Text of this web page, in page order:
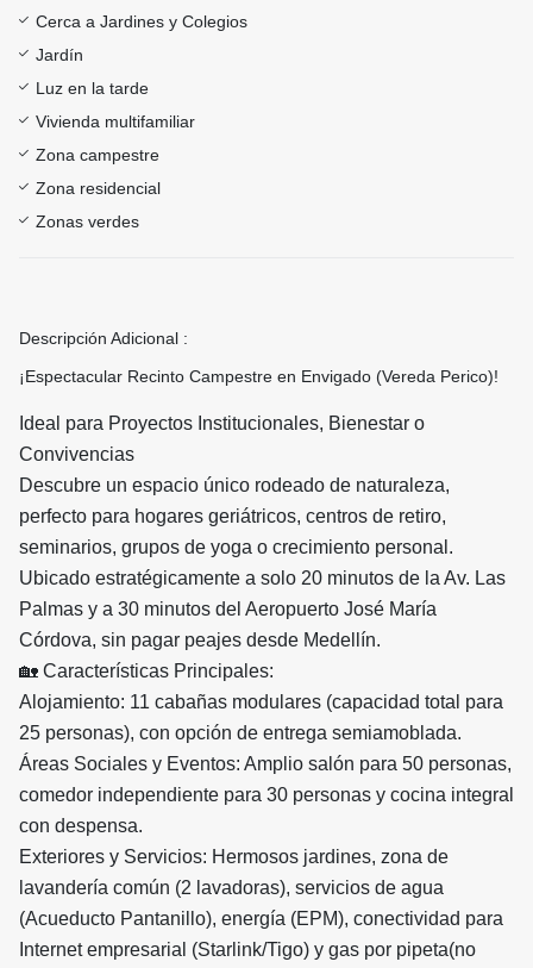
Cerca a Jardines y Colegios
Jardín
Luz en la tarde
Vivienda multifamiliar
Zona campestre
Zona residencial
Zonas verdes
Descripción Adicional :
​¡Espectacular Recinto Campestre en Envigado (Vereda Perico)!
​Ideal para Proyectos Institucionales, Bienestar o
Convivencias
​Descubre un espacio único rodeado de naturaleza,
perfecto para hogares geriátricos, centros de retiro,
seminarios, grupos de yoga o crecimiento personal.
Ubicado estratégicamente a solo 20 minutos de la Av. Las
Palmas y a 30 minutos del Aeropuerto José María
Córdova, sin pagar peajes desde Medellín.
​🏡 Características Principales:
​Alojamiento: 11 cabañas modulares (capacidad total para
25 personas), con opción de entrega semiamoblada.
​Áreas Sociales y Eventos: Amplio salón para 50 personas,
comedor independiente para 30 personas y cocina integral
con despensa.
​Exteriores y Servicios: Hermosos jardines, zona de
lavandería común (2 lavadoras), servicios de agua
(Acueducto Pantanillo), energía (EPM), conectividad para
Internet empresarial (Starlink/Tigo) y gas por pipeta(no